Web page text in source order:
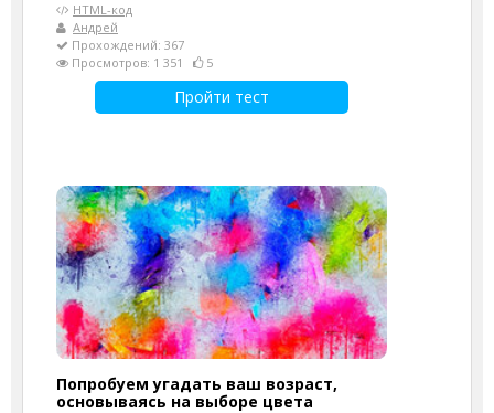
HTML-код
Андрей
Прохождений: 367
Просмотров: 1 351
5
Пройти тест
Попробуем угадать ваш возраст,
основываясь на выборе цвета